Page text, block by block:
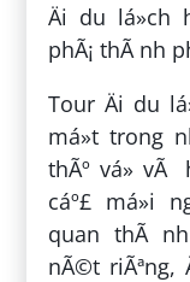
Äi du
phÃ¡ thÃ nh
Tour Äi du
má»t trong
thÃº vá»
cáº£ má»i
quan thÃ nh
nÃ©t riÃªng,